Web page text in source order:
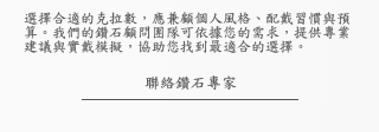
選擇合適的克拉數，應兼顧個人風格、配戴習慣與預
算。我們的鑽石顧問團隊可依據您的需求，提供專業
建議與實戴模擬，協助您找到最適合的選擇。
聯絡鑽石專家